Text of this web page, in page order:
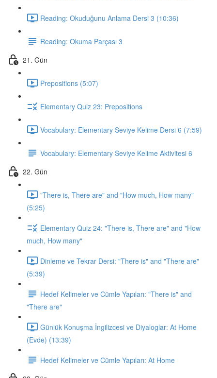
Reading: Okuduğunu Anlama Dersi 3 (10:36)
Reading: Okuma Parçası 3
21. Gün
Prepositions (5:07)
Elementary Quiz 23: Prepositions
Vocabulary: Elementary Seviye Kelime Dersi 6 (7:59)
Vocabulary: Elementary Seviye Kelime Aktivitesi 6
22. Gün
"There is, There are" and "How much, How many"
(5:25)
Elementary Quiz 24: "There is, There are" and "How
much, How many"
Dinleme ve Tekrar Dersi: "There is" and "There are"
(5:39)
Hedef Kelimeler ve Cümle Yapıları: "There is" and
"There are"
Günlük Konuşma İngilizcesi ve Diyaloglar: At Home
(Evde) (13:39)
Hedef Kelimeler ve Cümle Yapıları: At Home